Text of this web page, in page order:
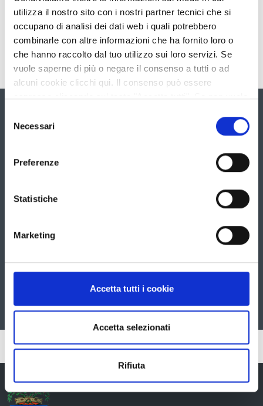
utilizza il nostro sito con i nostri partner tecnici che si
occupano di analisi dei dati web i quali potrebbero
combinarle con altre informazioni che ha fornito loro o
che hanno raccolto dal tuo utilizzo sui loro servizi. Se
vuole saperne di più o negare il consenso a tutti o ad
alcuni cookie clicchi qui. Il consenso può essere
espresso cliccando sul tasto "Accetta tutti". Se non vuole
tasto "Rifiuta".
delNecessari
Preferenze
Statistiche
Marketing
Accetta tutti i cookie
Accetta selezionati
Rifiuta
Pubblicato: 31 Ottobre 2018